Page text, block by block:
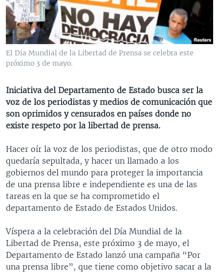
VENEZUELA
BRASIL
NICARAGUA
ECONOMÍA
ENTRETENIMIENTO Y CULTURA
TECNOLOGÍA
DEPORTES
MULTIMEDIA
VIDEOS
FOTOGRAFÍA
AUDIOS
PROGRAMAS TV
EL MUNDO AL DÍA
FORO INTERAMERICANO
LAS CLAVES
PANORAMA
RADIO
AVANCE INFORMATIVO
BUENOS DÍAS AMÉRICA
ESTADOS UNIDOS AL DÍA
EL MUNDO AL DÍA [RADIO]
FORO [RADIO]
DEPORTIVO INTERNACIONAL
NOTA ECONÓMICA
ENTRETENIMIENTO
DIRECT
Learning English
Idiomas
El Día Mundial de la Libertad de Prensa se celebra este
próximo 3 de mayo.
Iniciativa del Departamento de Estado busca ser la
voz de los periodistas y medios de comunicación que
son oprimidos y censurados en países donde no
existe respeto por la libertad de prensa.
Hacer oír la voz de los periodistas, que de otro modo
quedaría sepultada, y hacer un llamado a los
gobiernos del mundo para proteger la importancia
de una prensa libre e independiente es una de las
tareas en la que se ha comprometido el
departamento de Estado de Estados Unidos.
Víspera a la celebración del Día Mundial de la
Libertad de Prensa, este próximo 3 de mayo, el
Departamento de Estado lanzó una campaña “Por
una prensa libre”, que tiene como objetivo sacar a la